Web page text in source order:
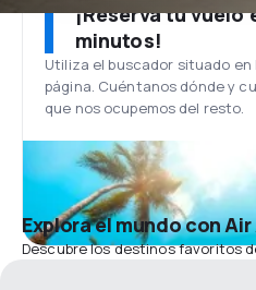
¡Reserva tu vuelo
minutos!
Utiliza el buscador situado en
página. Cuéntanos dónde y
que nos ocupemos del resto.
Explora el mundo con
Descubre los destinos favoritos